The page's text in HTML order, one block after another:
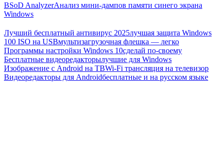
BSoD AnalyzerАнализ мини-дампов памяти синего экрана
Windows
Лучший бесплатный антивирус 2025лучшая защита Windows
100 ISO на USBмультизагрузочная флешка — легко
Программы настройки Windows 10сделай по-своему
Бесплатные видеоредакторылучшие для Windows
Изображение с Android на ТВWi-Fi трансляция на телевизор
Видеоредакторы для Androidбесплатные и на русском языке